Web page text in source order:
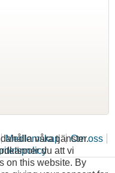
Medlemskap
Om oss
våra tjänster.
du att vi
on this website. By